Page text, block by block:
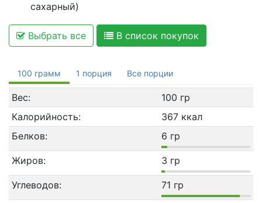
сахарный)
Выбрать все В список покупок
100 грамм 1 порция Все порции
Вес:
100 гр
Калорийность:
367 ккал
Белков:
6 гр
Жиров: 3 гр
Углеводов: 71 гр